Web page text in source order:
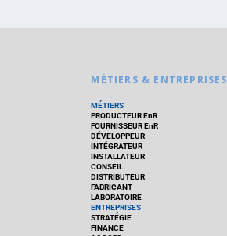
MÉTIERS & ENTREPRISES
MÉTIERS
PRODUCTEUR EnR
FOURNISSEUR EnR
DÉVELOPPEUR
INTÉGRATEUR
INSTALLATEUR
CONSEIL
DISTRIBUTEUR
FABRICANT
LABORATOIRE
ENTREPRISES
STRATÉGIE
FINANCE